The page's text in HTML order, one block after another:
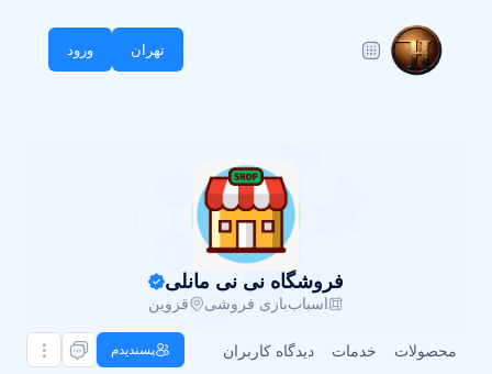
تهران ورود
فروشگاه نی نی مانلی
اسباب‌بازی فروشی قزوین
محصولات خدمات دیدگاه کاربران پسندیدم